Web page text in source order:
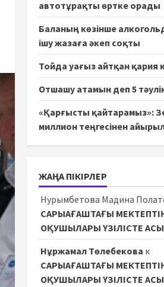
автотұрақты өртке орады
Баланың көзінше
ішу жазаға әкеп соқты
Тойда уағыз айтқан қария
Отшашу атамын деп 5
«Қарғысты қайтарамыз»:
миллион теңгесінен
ЖАҢА ПІКІРЛЕР
Нурымбетова Мадина
САРЫАҒАШТАҒЫ
ОҚУШЫЛАРЫ ҮЗІЛІСТЕ
Нұржамал Төлебекова к
САРЫАҒАШТАҒЫ
ОҚУШЫЛАРЫ ҮЗІЛІСТЕ